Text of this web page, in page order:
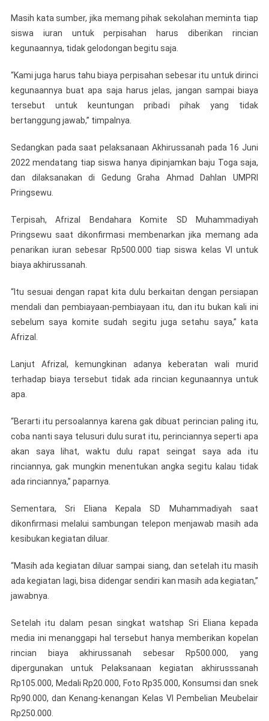
Masih kata sumber, jika memang pihak sekolahan meminta tiap
siswa iuran untuk perpisahan harus diberikan rincian
kegunaannya, tidak gelodongan begitu saja.
“Kami juga harus tahu biaya perpisahan sebesar itu untuk dirinci
kegunaannya buat apa saja harus jelas, jangan sampai biaya
tersebut untuk keuntungan pribadi pihak yang tidak
bertanggung jawab,” timpalnya.
Sedangkan pada saat pelaksanaan Akhirussanah pada 16 Juni
2022 mendatang tiap siswa hanya dipinjamkan baju Toga saja,
dan dilaksanakan di Gedung Graha Ahmad Dahlan UMPRI
Pringsewu.
Terpisah, Afrizal Bendahara Komite SD Muhammadiyah
Pringsewu saat dikonfirmasi membenarkan jika memang ada
penarikan iuran sebesar Rp500.000 tiap siswa kelas VI untuk
biaya akhirussanah.
“Itu sesuai dengan rapat kita dulu berkaitan dengan persiapan
mendali dan pembiayaan-pembiayaan itu, dan itu bukan kali ini
sebelum saya komite sudah segitu juga setahu saya,” kata
Afrizal.
Lanjut Afrizal, kemungkinan adanya keberatan wali murid
terhadap biaya tersebut tidak ada rincian kegunaannya untuk
apa.
“Berarti itu persoalannya karena gak dibuat perincian paling itu,
coba nanti saya telusuri dulu surat itu, perinciannya seperti apa
akan saya lihat, waktu dulu rapat seingat saya ada itu
rinciannya, gak mungkin menentukan angka segitu kalau tidak
ada rinciannya,” paparnya.
Sementara, Sri Eliana Kepala SD Muhammadiyah saat
dikonfirmasi melalui sambungan telepon menjawab masih ada
kesibukan kegiatan diluar.
“Masih ada kegiatan diluar sampai siang, dan setelah itu masih
ada kegiatan lagi, bisa didengar sendiri kan masih ada kegiatan,”
jawabnya.
Setelah itu dalam pesan singkat watshap Sri Eliana kepada
media ini menanggapi hal tersebut hanya memberikan kopelan
rincian biaya akhirussanah sebesar Rp500.000, yang
dipergunakan untuk Pelaksanaan kegiatan akhirusssanah
Rp105.000, Medali Rp20.000, Foto Rp35.000, Konsumsi dan snek
Rp90.000, dan Kenang-kenangan Kelas VI Pembelian Meubelair
Rp250.000.